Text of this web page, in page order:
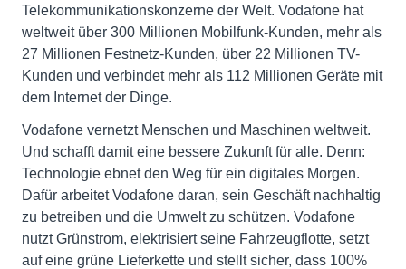
Telekommunikationskonzerne der Welt. Vodafone hat
weltweit über 300 Millionen Mobilfunk-Kunden, mehr als
27 Millionen Festnetz-Kunden, über 22 Millionen TV-
Kunden und verbindet mehr als 112 Millionen Geräte mit
dem Internet der Dinge.
Vodafone vernetzt Menschen und Maschinen weltweit.
Und schafft damit eine bessere Zukunft für alle. Denn:
Technologie ebnet den Weg für ein digitales Morgen.
Dafür arbeitet Vodafone daran, sein Geschäft nachhaltig
zu betreiben und die Umwelt zu schützen. Vodafone
nutzt Grünstrom, elektrisiert seine Fahrzeugflotte, setzt
auf eine grüne Lieferkette und stellt sicher, dass 100%